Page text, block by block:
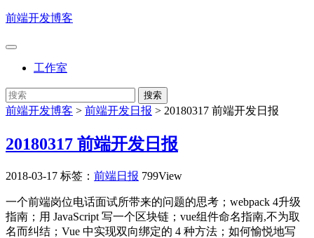
前端开发博客
工作室
前端开发博客 > 前端开发日报 > 20180317 前端开发日报
20180317 前端开发日报
2018-03-17 标签： 前端日报 799View
一个前端岗位电话面试所带来的问题的思考；webpack 4升级
指南；用 JavaScript 写一个区块链；vue组件命名指南,不为取
名而纠结；Vue 中实现双向绑定的 4 种方法；如何愉悦地写